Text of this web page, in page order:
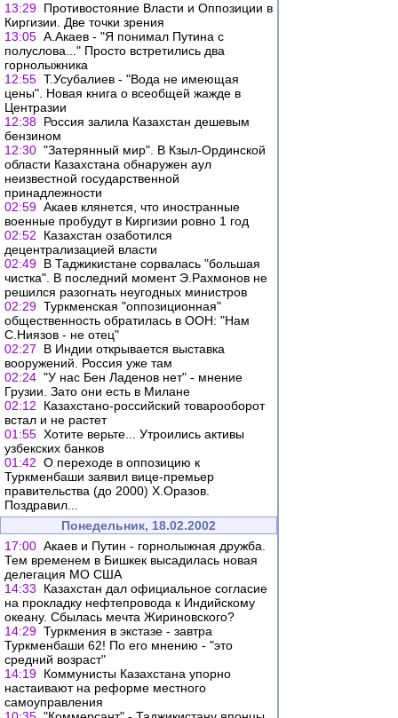
13:29 Противостояние Власти и Оппозиции в
Киргизии. Две точки зрения
13:05 А.Акаев - "Я понимал Путина с
полуслова..." Просто встретились два
горнолыжника
12:55 Т.Усубалиев - "Вода не имеющая
цены". Новая книга о всеобщей жажде в
Центразии
12:38 Россия залила Казахстан дешевым
бензином
12:30 "Затерянный мир". В Кзыл-Ординской
области Казахстана обнаружен аул
неизвестной государственной
принадлежности
02:59 Акаев клянется, что иностранные
военные пробудут в Киргизии ровно 1 год
02:52
Казахстан озаботился
децентрализацией власти
02:49 В Таджикистане сорвалась "большая
чистка". В последний момент Э.Рахмонов не
решился разогнать неугодных министров
02:29 Туркменская "оппозиционная"
общественность обратилась в ООН: "Нам
С.Ниязов - не отец"
02:27
В Индии открывается выставка
вооружений. Россия уже там
02:24 "У нас Бен Ладенов нет" - мнение
Грузии. Зато они есть в Милане
02:12
Казахстано-российский товарооборот
встал и не растет
01:55 Хотите верьте... Утроились активы
узбекских банков
01:42 О переходе в оппозицию к
Туркменбаши заявил вице-премьер
правительства (до 2000) Х.Оразов.
Поздравил...
Понедельник, 18.02.2002
17:00 Акаев и Путин - горнолыжная дружба.
Тем временем в Бишкек высадилась новая
делегация МО США
14:33
Казахстан дал официальное согласие
на прокладку нефтепровода к Индийскому
океану. Сбылась мечта Жириновского?
14:29 Туркмения в экстазе - завтра
Туркменбаши 62! По его мнению - "это
средний возраст"
14:19 Коммунисты Казахстана упорно
настаивают на реформе местного
самоуправления